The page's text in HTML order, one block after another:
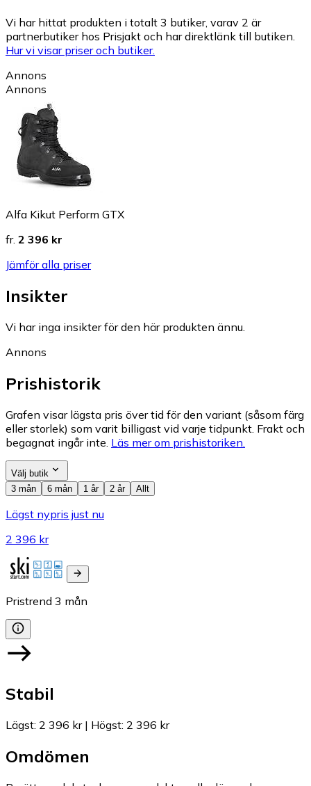
Vi har hittat produkten i totalt 3 butiker, varav 2 är
partnerbutiker hos Prisjakt och har direktlänk till butiken.
Hur vi visar priser och butiker.
Annons
Annons
Alfa Kikut Perform GTX
fr. 2 396 kr
Jämför alla priser
Insikter
Vi har inga insikter för den här produkten ännu.
Annons
Prishistorik
Grafen visar lägsta pris över tid för den variant (såsom färg
eller storlek) som varit billigast vid varje tidpunkt. Frakt och
begagnat ingår inte. Läs mer om prishistoriken.
Välj butik
3 mån
6 mån 1 år 2 år Allt
Lägst nypris just nu
2 396 kr
Pristrend 3 mån
Stabil
Lägst: 2 396 kr| Högst: 2 396 kr
Omdömen